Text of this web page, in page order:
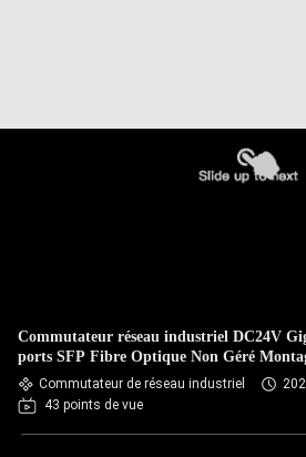
Commutateur réseau industriel DC24V
ports SFP Fibre Optique Non Géré
Commutateur de réseau industriel
43 points de vue